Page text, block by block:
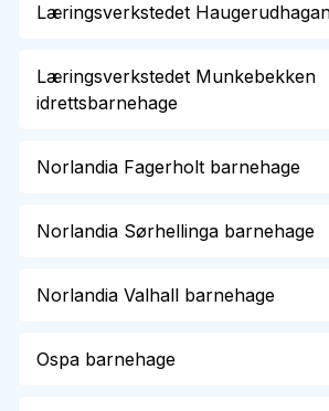
Læringsverkstedet
Læringsverkstedet Munkebekken
idrettsbarnehage
Norlandia Fagerholt barnehage
Norlandia Sørhellinga barnehage
Norlandia Valhall barnehage
Ospa barnehage